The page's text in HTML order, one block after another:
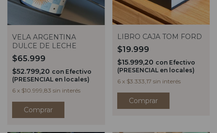
VELA ARGENTINA
DULCE DE LECHE
$65.999
$52.799,20 con Efectivo
(PRESENCIAL en locales)
6 x $10.999,83 sin interés
LIBRO CAJA TOM FORD
$19.999
$15.999,20 con Efectivo
(PRESENCIAL en locales)
6 x $3.333,17 sin interés